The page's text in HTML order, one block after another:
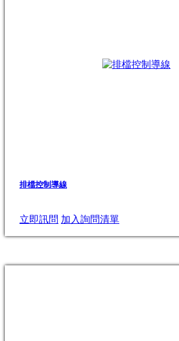
排檔控制導線
立即訊問 加入詢問清單